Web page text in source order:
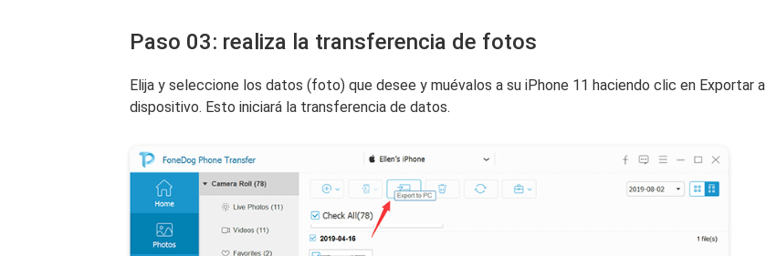
Paso 03: realiza la transferencia de fotos
Elija y seleccione los datos (foto) que desee y muévalos a su iPhone 11 haciendo clic en Exportar a
dispositivo. Esto iniciará la transferencia de datos.